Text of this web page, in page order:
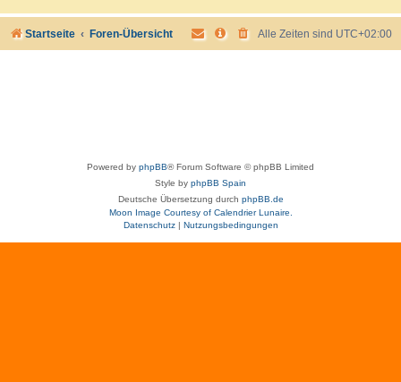
Startseite Foren-Übersicht Alle Zeiten sind UTC+02:00
Powered by phpBB® Forum Software © phpBB Limited
Style by phpBB Spain
Deutsche Übersetzung durch phpBB.de
Moon Image Courtesy of Calendrier Lunaire.
Datenschutz| Nutzungsbedingungen